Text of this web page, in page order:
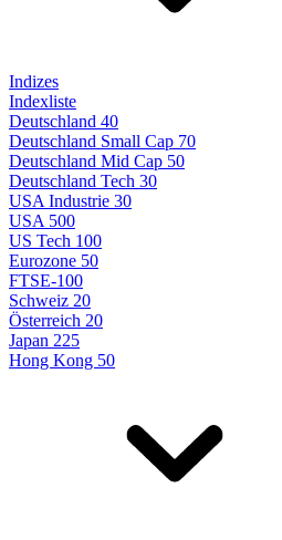
Indizes
Indexliste
Deutschland 40
Deutschland Small Cap 70
Deutschland Mid Cap 50
Deutschland Tech 30
USA Industrie 30
USA 500
US Tech 100
Eurozone 50
FTSE-100
Schweiz 20
Österreich 20
Japan 225
Hong Kong 50